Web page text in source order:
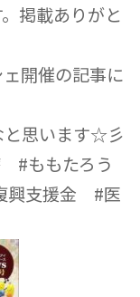
掲載ありがと
開催の記事に
と思います☆彡
#ももたろう
興支援金
#医